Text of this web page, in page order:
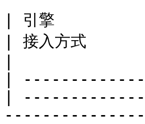
| 引擎
| 接入方式
|
|